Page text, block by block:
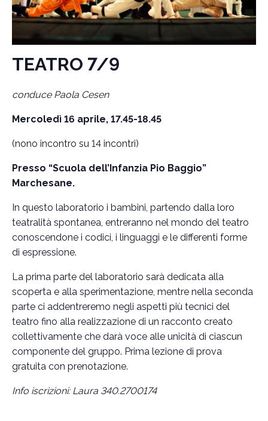
TEATRO 7/9
conduce Paola Cesen
Mercoledì 16 aprile, 17.45-18.45
(nono incontro su 14 incontri)
Presso “Scuola dell’Infanzia Pio Baggio”
Marchesane.
In questo laboratorio i bambini, partendo dalla loro
teatralità spontanea, entreranno nel mondo del teatro
conoscendone i codici, i linguaggi e le differenti forme
di espressione.
La prima parte del laboratorio sarà dedicata alla
scoperta e alla sperimentazione, mentre nella seconda
parte ci addentreremo negli aspetti più tecnici del
teatro fino alla realizzazione di un racconto creato
collettivamente che darà voce alle unicità di ciascun
componente del gruppo. Prima lezione di prova
gratuita con prenotazione.
Info iscrizioni: Laura 340.2700174